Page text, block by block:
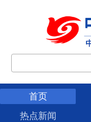
首页
热点新闻